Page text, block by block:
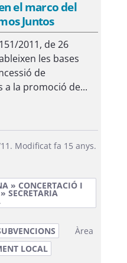
el marco del
Juntos
2011, de 26
les bases
de
a la promoció de...
Modificat fa 15 anys.
» CONCERTACIÓ I
SECRETARIA
Àrea
LOCAL